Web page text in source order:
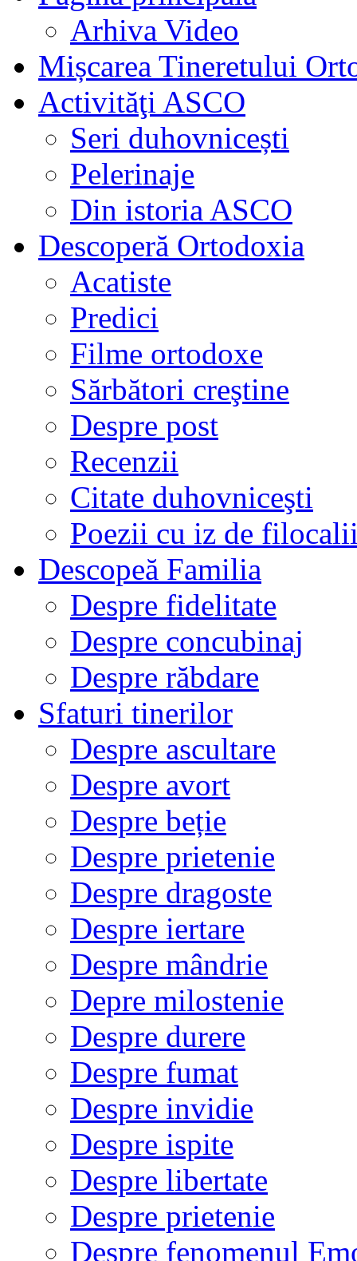
Arhiva Video
Mișcarea Tineretului
Activităţi ASCO
Seri duhovnicești
Pelerinaje
Din istoria ASCO
Descoperă Ortodoxia
Acatiste
Predici
Filme ortodoxe
Sărbători creştine
Despre post
Recenzii
Citate duhovniceşti
Poezii cu iz de
Descopeă Familia
Despre fidelitate
Despre concubinaj
Despre răbdare
Sfaturi tinerilor
Despre ascultare
Despre avort
Despre beție
Despre prietenie
Despre dragoste
Despre iertare
Despre mândrie
Depre milostenie
Despre durere
Despre fumat
Despre invidie
Despre ispite
Despre libertate
Despre prietenie
Despre fenomenul